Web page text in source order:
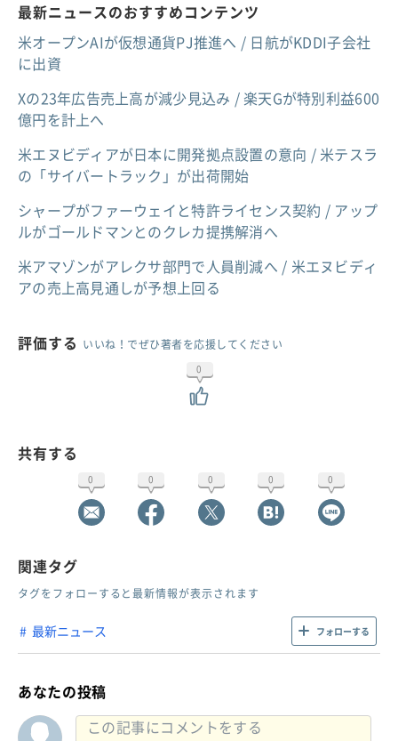
最新ニュースのおすすめコンテンツ
米オープンAIが仮想通貨PJ推進へ / 日航がKDDI子会社
に出資
Xの23年広告売上高が減少見込み / 楽天Gが特別利益600
億円を計上へ
米エヌビディアが日本に開発拠点設置の意向 / 米テスラ
の「サイバートラック」が出荷開始
シャープがファーウェイと特許ライセンス契約 / アップ
ルがゴールドマンとのクレカ提携解消へ
米アマゾンがアレクサ部門で人員削減へ / 米エヌビディ
アの売上高見通しが予想上回る
評価する いいね！でぜひ著者を応援してください
0
共有する
0 0 0 0 0
関連タグ
タグをフォローすると最新情報が表示されます
最新ニュース フォローする
あなたの投稿